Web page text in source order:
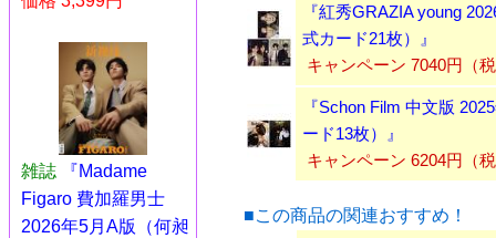
雑誌
『Madame
Figaro 費加羅男士
2026年5月A版（何昶
『紅秀GRAZIA young
式カード21枚）』
キャンペーン 7040円（
『Schon Film 中文版
ード13枚）』
キャンペーン 6204円（
■この商品の関連おすすめ！